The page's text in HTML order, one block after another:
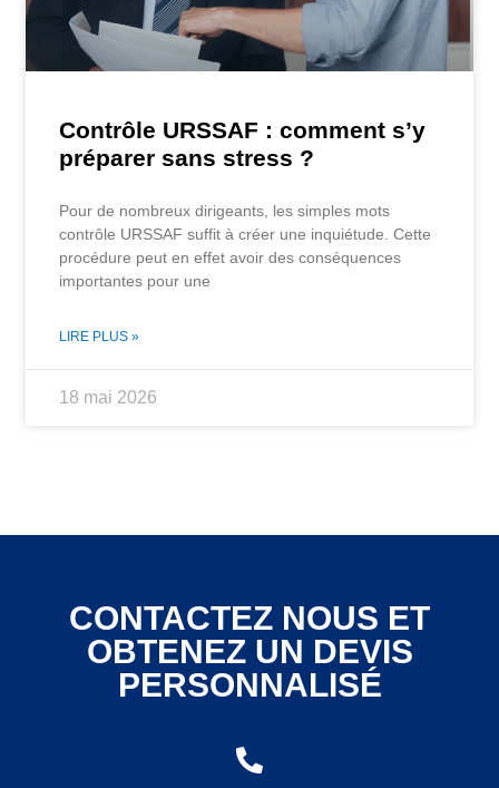
Contrôle URSSAF : comment s’y
préparer sans stress ?
Pour de nombreux dirigeants, les simples mots
contrôle URSSAF suffit à créer une inquiétude. Cette
procédure peut en effet avoir des conséquences
importantes pour une
LIRE PLUS »
18 mai 2026
CONTACTEZ NOUS ET
OBTENEZ UN DEVIS
PERSONNALISÉ